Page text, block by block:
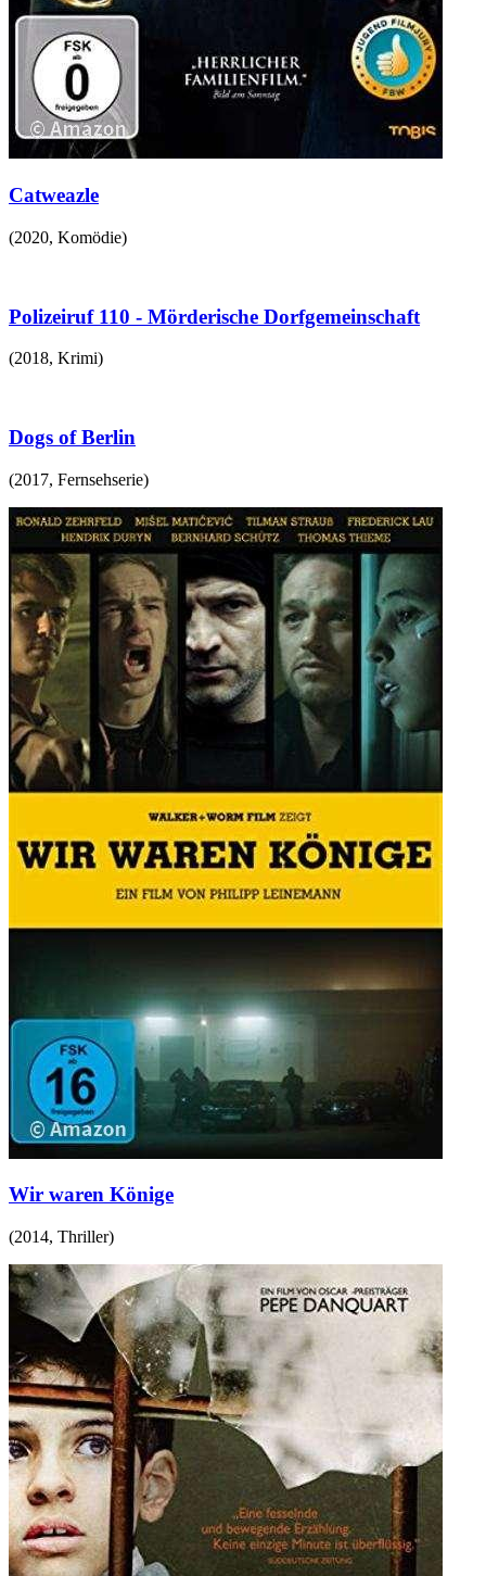
Catweazle
(2020, Komödie)
Polizeiruf 110 - Mörderische Dorfgemeinschaft
(2018, Krimi)
Dogs of Berlin
(2017, Fernsehserie)
Wir waren Könige
(2014, Thriller)